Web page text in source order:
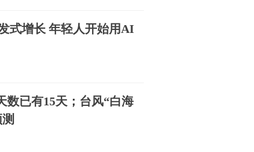
式增长 年轻人开始用AI
已有15天；台风“白海